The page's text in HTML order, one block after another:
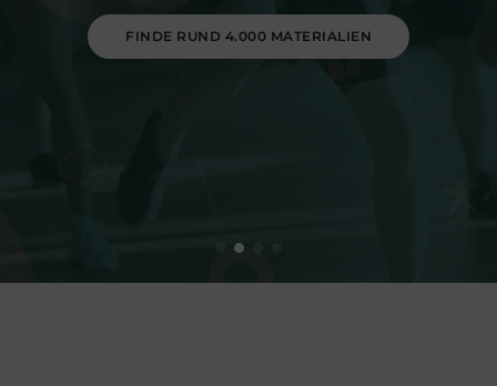
FINDE RUND 4.000 MATERIALIEN